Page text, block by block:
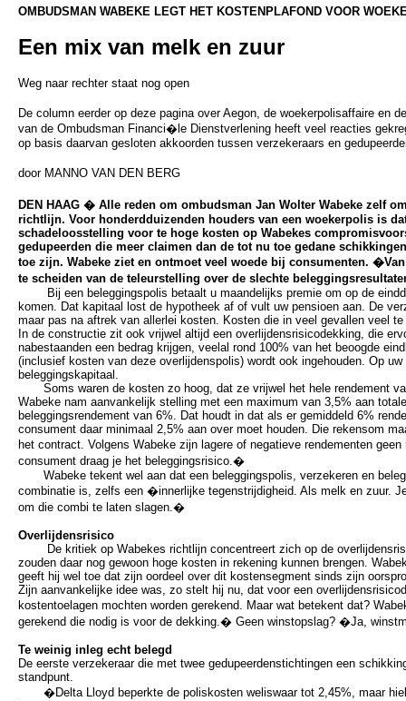
OMBUDSMAN WABEKE LEGT HET KOSTENPLAFOND VOOR
Een mix van melk en zuur
Weg naar rechter staat nog open
De column eerder op deze pagina over Aegon, de woekerpolisaffaire en
van de Ombudsman Financi�le Dienstverlening heeft veel reacties
op basis daarvan gesloten akkoorden tussen verzekeraars en
door MANNO VAN DEN BERG
DEN HAAG � Alle reden om ombudsman Jan Wolter Wabeke zelf
richtlijn. Voor honderdduizenden houders van een woekerpolis is
schadeloosstelling voor te hoge kosten op Wabekes
gedupeerden die meer claimen dan de tot nu toe gedane
toe zijn. Wabeke ziet en ontmoet veel woede bij consumenten.
te scheiden van de teleurstelling over de slechte
Bij een beleggingspolis betaalt u maandelijks premie om op de
komen. Dat kapitaal lost de hypotheek af of vult uw pensioen aan. De
maar pas na aftrek van allerlei kosten. Kosten die in veel gevallen veel
In de constructie zit ook vrijwel altijd een overlijdensrisicodekking, die
nabestaanden een bedrag krijgen, veelal rond 100% van het beoogde
(inclusief kosten van deze overlijdenspolis) wordt ook ingehouden. Op
beleggingskapitaal.
Soms waren de kosten zo hoog, dat ze vrijwel het hele rendement
Wabeke nam aanvankelijk stelling met een maximum van 3,5% aan
beleggingsrendement van 6%. Dat houdt in dat als er gemiddeld 6%
consument daar minimaal 2,5% aan over moet houden. Die rekensom
het contract. Volgens Wabeke zijn lagere of negatieve rendementen
consument draag je het beleggingsrisico.�
Wabeke tekent wel aan dat een beleggingspolis, verzekeren en
combinatie is, zelfs een �innerlijke tegenstrijdigheid. Als melk en zuur.
om die combi te laten slagen.�
Overlijdensrisico
De kritiek op Wabekes richtlijn concentreert zich op de
zouden daar nog gewoon hoge kosten in rekening kunnen brengen.
geeft hij wel toe dat zijn oordeel over dit kostensegment sinds zijn
Zijn aanvankelijke idee was, zo stelt hij nu, dat voor een
kostentoelagen mochten worden gerekend. Maar wat betekent dat?
gerekend die nodig is voor de dekking.� Geen winstopslag? �Ja,
Te weinig inleg echt belegd
De eerste verzekeraar die met twee gedupeerdenstichtingen een
standpunt.
�Delta Lloyd beperkte de poliskosten weliswaar tot 2,45%, maar